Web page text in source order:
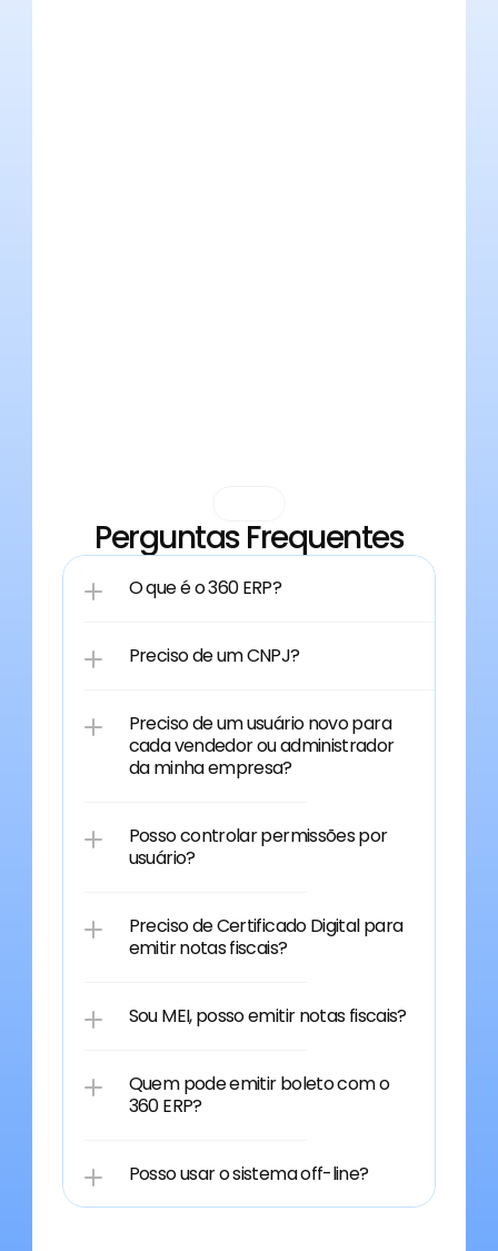
Perguntas Frequentes
O que é o 360 ERP?
Preciso de um CNPJ?
Preciso de um usuário novo para
cada vendedor ou administrador
da minha empresa?
Posso controlar permissões por
usuário?
Preciso de Certificado Digital para
emitir notas fiscais?
Sou MEI, posso emitir notas fiscais?
Quem pode emitir boleto com o
360 ERP?
Posso usar o sistema off-line?